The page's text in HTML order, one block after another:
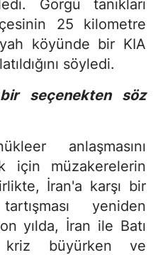
Görgü tanıkları
25 kilometre
köyünde bir KIA
söyledi.
seçenekten söz
anlaşmasını
için müzakerelerin
İran'a karşı bir
yeniden
yılda, İran ile Batı
kriz büyürken ve